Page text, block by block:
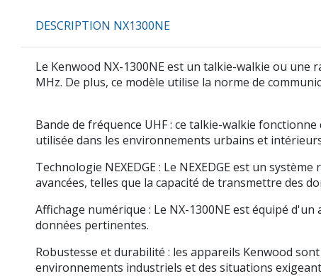
DESCRIPTION NX1300NE
Le Kenwood NX-1300NE est un talkie-walkie ou une
MHz. De plus, ce modèle utilise la norme de
Bande de fréquence UHF : ce talkie-walkie
utilisée dans les environnements urbains et
Technologie NEXEDGE : Le NEXEDGE est un
avancées, telles que la capacité de transmettre des
Affichage numérique : Le NX-1300NE est équipé
données pertinentes.
Robustesse et durabilité : les appareils Kenwood
environnements industriels et des situations